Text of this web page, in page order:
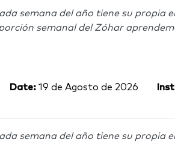
semana del año tiene su propia
semanal del Zóhar
Date: 19 de Agosto de 2026
semana del año tiene su propia